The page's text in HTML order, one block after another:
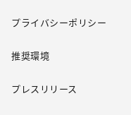
プライバシーポリシー
推奨環境
プレスリリース